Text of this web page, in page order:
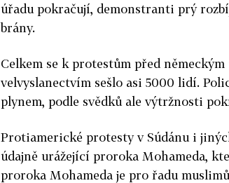
úřadu pokračují, demonstranti prý
brány.
Celkem se k protestům před
velvyslanectvím sešlo asi 5000 lidí.
plynem, podle svědků ale výtržnosti
Protiamerické protesty v Súdánu i
údajně urážející proroka Mohameda,
proroka Mohameda je pro řadu